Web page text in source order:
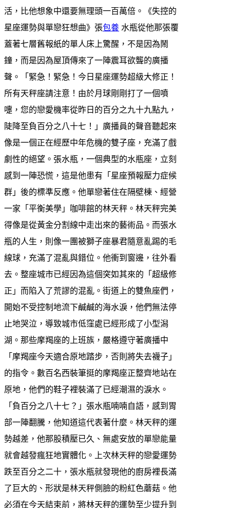
活，比他想象中還要無理頭一百萬倍。《失控的
星座運勢與單戀狂想曲》張包養 水瓶從他那張覆
蓋著七層舊報紙的單人床上驚醒，不是因為鬧
鐘，而是因為屋頂傳來了一陣震耳欲聾的廣播
聲。「緊急！緊急！今日星座運勢超級大修正！
所有天秤座請注意！由於月球剛剛打了一個噴
嚏，您的戀愛機率從昨日的百分之九十九點九，
陡降至負百分之八十七！」廣播員的聲音聽起來
像是一個正在經歷中年危機的雙子座，充滿了戲
劇性的絕望。張水瓶，一個典型的水瓶座，立刻
感到一陣恐慌，這是他患有「星座預報壓力症候
群」後的標準反應。他單戀著住在隔壁棟、經營
一家「平衡美學」咖啡館的林天秤。林天秤完美
得像是從黃金分割線中走出來的藝術品。而張水
瓶的人生，則像一團被獅子座暴君隨意亂踢的毛
線球，充滿了混亂與錯位。他衝到窗邊，往外看
去。整座城市已經因為這個突如其來的「超級修
正」而陷入了荒謬的混亂。街道上的雙魚座們，
開始不受控制地流下鹹鹹的海水淚，他們無法停
止地哭泣，導致城市低窪處已經形成了小型潟
湖。那些摩羯座的上班族，嚴格遵守著廣播中
「摩羯座今天適合原地踏步，否則將失去襪子」
的指令。數百名西裝筆挺的摩羯座正整齊地站在
原地，他們的鞋子裡裝滿了已經潮濕的淚水。
「負百分之八十七？」張水瓶喃喃自語，感到胃
部一陣翻騰，他知道這代表著什麼。林天秤的運
勢越差，他那股積壓已久、無處安放的單戀能量
就會越發瘋狂地實體化。上次林天秤的戀愛運勢
跌至百分之二十，張水瓶就發現他的廚房裡長滿
了巨大的、形狀是林天秤側臉的粉紅色蘑菇。他
必須在今天結束前，將林天秤的運勢至少提升到